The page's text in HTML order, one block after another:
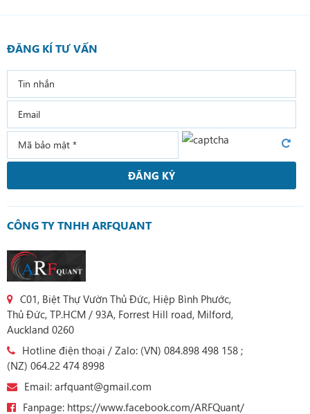
CÔNG TY TNHH ARFQUANT
C01, Biệt Thự Vườn Thủ Đức, Hiệp Bình Phước,
Thủ Đức, TP.HCM / 93A, Forrest Hill road, Milford,
Auckland 0260
Hotline điện thoại / Zalo: (VN) 084.898 498 158 ;
(NZ) 064.22 474 8998
Email: arfquant@gmail.com
Fanpage: https://www.facebook.com/ARFQuant/
ĐĂNG KÍ TƯ VẤN
ĐĂNG KÝ